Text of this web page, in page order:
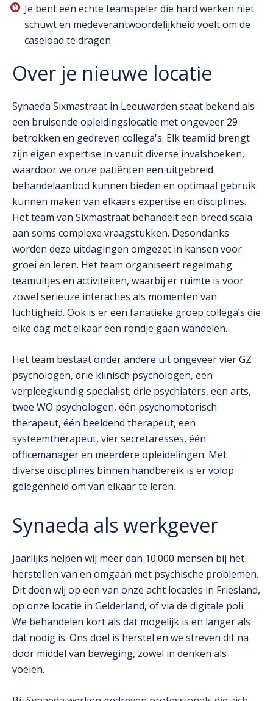
Je bent een echte teamspeler die hard werken niet
schuwt en medeverantwoordelijkheid voelt om de
caseload te dragen
Over je nieuwe locatie
Synaeda Sixmastraat in Leeuwarden staat bekend als
een bruisende opleidingslocatie met ongeveer 29
betrokken en gedreven collega's. Elk teamlid brengt
zijn eigen expertise in vanuit diverse invalshoeken,
waardoor we onze patiënten een uitgebreid
behandelaanbod kunnen bieden en optimaal gebruik
kunnen maken van elkaars expertise en disciplines.
Het team van Sixmastraat behandelt een breed scala
aan soms complexe vraagstukken. Desondanks
worden deze uitdagingen omgezet in kansen voor
groei en leren. Het team organiseert regelmatig
teamuitjes en activiteiten, waarbij er ruimte is voor
zowel serieuze interacties als momenten van
luchtigheid. Ook is er een fanatieke groep collega’s die
elke dag met elkaar een rondje gaan wandelen.
Het team bestaat onder andere uit ongeveer vier GZ
psychologen, drie klinisch psychologen, een
verpleegkundig specialist, drie psychiaters, een arts,
twee WO psychologen, één psychomotorisch
therapeut, één beeldend therapeut, een
systeemtherapeut, vier secretaresses, één
officemanager en meerdere opleidelingen. Met
diverse disciplines binnen handbereik is er volop
gelegenheid om van elkaar te leren.
Synaeda als werkgever
Jaarlijks helpen wij meer dan 10.000 mensen bij het
herstellen van en omgaan met psychische problemen.
Dit doen wij op een van onze acht locaties in Friesland,
op onze locatie in Gelderland, of via de digitale poli.
We behandelen kort als dat mogelijk is en langer als
dat nodig is. Ons doel is herstel en we streven dit na
door middel van beweging, zowel in denken als
voelen.